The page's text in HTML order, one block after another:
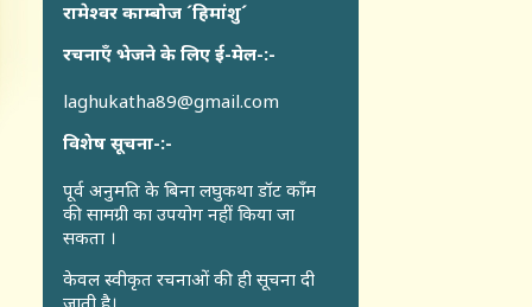
रामेश्वर काम्बोज ´हिमांशु´
रचनाएँ भेजने के लिए ई-मेल-:-
laghukatha89@gmail.com
विशेष सूचना-:-
पूर्व अनुमति के बिना लघुकथा डॉट कॉंम
की सामग्री का उपयोग नहीं किया जा
सकता ।
केवल स्वीकृत रचनाओं की ही सूचना दी
जाती है।